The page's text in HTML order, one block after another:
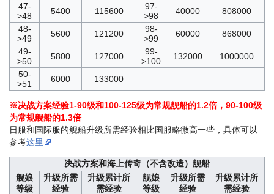
47-
>48
5400 115600
97-
>98
40000
808000
48-
>49
5600 121200
98-
>99
60000
868000
49-
>50
5800 127000
99-
>100
132000
1000000
50-
>51
6000 133000
※决战方案经验1-90级和100-125级为常规舰船的1.2倍，90-100级
为常规舰船的1.3倍
日服和国际服的舰船升级所需经验相比国服略微高一些，具体可以
参考这里
决战方案和海上传奇（不含改造）舰船
舰娘
等级
升级所需
经验
升级累计所
需经验
舰娘
等级
升级所需
经验
升级累计所
需经验